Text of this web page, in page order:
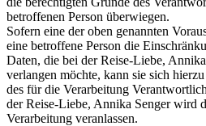
betroffenen Person überwiegen.
Sofern eine der oben genannten
eine betroffene Person die
Daten, die bei der Reise-Liebe,
verlangen möchte, kann sie sich
des für die Verarbeitung
der Reise-Liebe, Annika Senger wird
Verarbeitung veranlassen.